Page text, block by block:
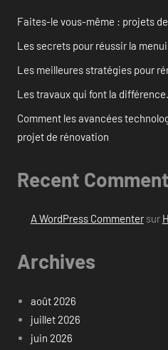
Faites-le vous-même : projets
Les secrets pour réussir la
Les meilleures stratégies pour
Les travaux qui font la différence.
Comment les avancées
projet de rénovation
Recent
A WordPress Commentersur
Archives
août 2026
juillet 2026
juin 2026